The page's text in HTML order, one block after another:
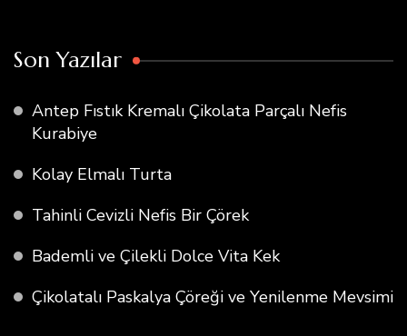
Son Yazılar
Antep Fıstık Kremalı Çikolata Parçalı Nefis
Kurabiye
Kolay Elmalı Turta
Tahinli Cevizli Nefis Bir Çörek
Bademli ve Çilekli Dolce Vita Kek
Çikolatalı Paskalya Çöreği ve Yenilenme Mevsimi